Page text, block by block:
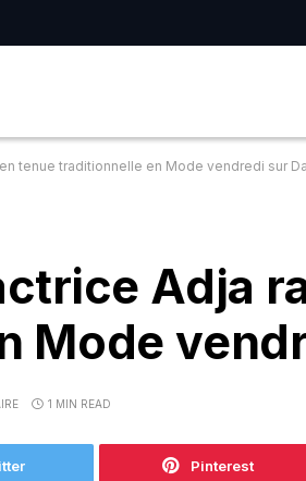
tenue traditionnelle en Mode vendredi sur
Adja
Mode
1 MIN READ
Pinterest